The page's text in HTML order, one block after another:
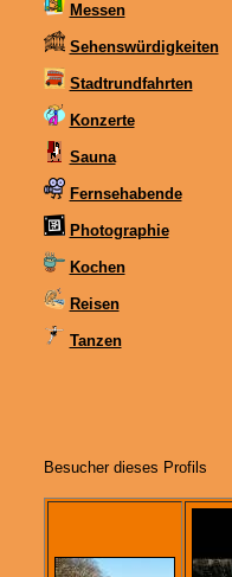
Messen
Sehenswürdigkeiten
Stadtrundfahrten
Konzerte
Sauna
Fernsehabende
Photographie
Kochen
Reisen
Tanzen
Besucher dieses Profils